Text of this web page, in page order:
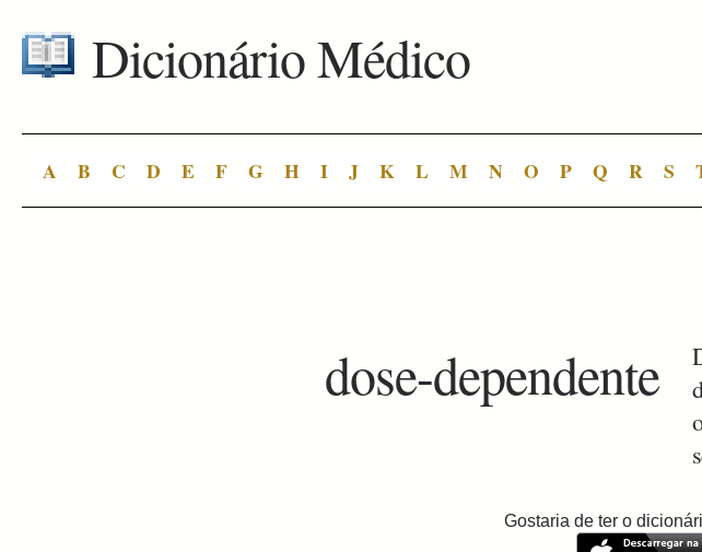
Dicionário Médico
A B C D E F G H I J K L M N O P Q R S
dose-dependente
Gostaria de ter o